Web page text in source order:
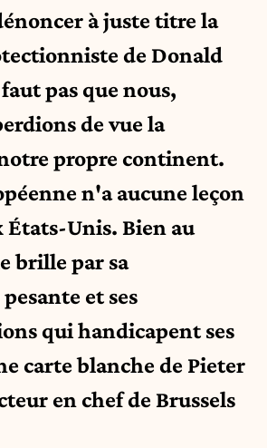
à juste titre la
de Donald
pas que nous,
de vue la
propre continent.
n'a aucune leçon
États-Unis. Bien au
brille par sa
et ses
qui handicapent ses
carte blanche de Pieter
en chef de Brussels